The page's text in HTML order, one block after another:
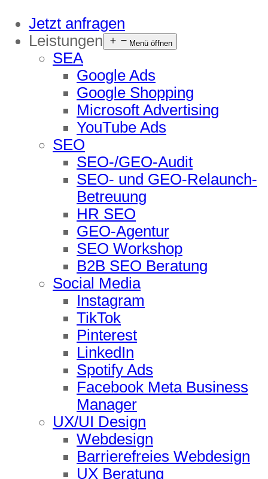
Jetzt anfragen
Leistungen
Menü öffnen
SEA
Google Ads
Google Shopping
Microsoft Advertising
YouTube Ads
SEO
SEO-/GEO-Audit
SEO- und GEO-Relaunch-
Betreuung
HR SEO
GEO-Agentur
SEO Workshop
B2B SEO Beratung
Social Media
Instagram
TikTok
Pinterest
LinkedIn
Spotify Ads
Facebook Meta Business
Manager
UX/UI Design
Webdesign
Barrierefreies Webdesign
UX Beratung